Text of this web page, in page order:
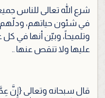
شرع الله تعالى للناس
في شئون حياتهم، ودلّهم
وتلميحاً، وبيّن أنها في كل
عليها ولا تنقص عنها ..
قال سبحانه وتعالى {إِنَّ